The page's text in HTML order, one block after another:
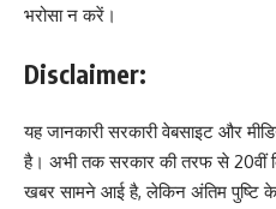
भरोसा न करें।
Disclaimer:
यह जानकारी सरकारी वेबसाइट और
है। अभी तक सरकार की तरफ से
खबर सामने आई है, लेकिन अंतिम पुष्टि